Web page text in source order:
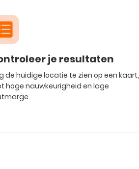
je resultaten
de huidige locatie te zien op een kaart,
hoge nauwkeurigheid en lage